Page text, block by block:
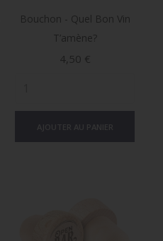
Bouchon - Quel Bon Vin
T’amène?
Prix
4,50 €